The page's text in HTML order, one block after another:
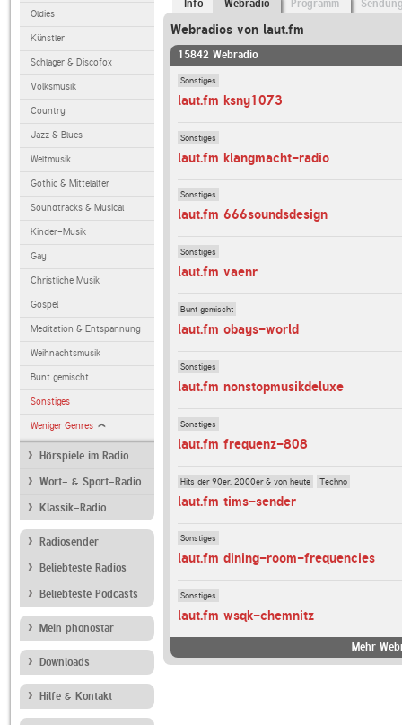
Oldies
Künstler
Schlager & Discofox
Volksmusik
Country
Jazz & Blues
Weltmusik
Gothic & Mittelalter
Soundtracks & Musical
Kinder-Musik
Gay
Christliche Musik
Gospel
Meditation & Entspannung
Weihnachtsmusik
Bunt gemischt
Sonstiges
Weniger Genres
Hörspiele im Radio
Wort- & Sport-Radio
Klassik-Radio
Radiosender
Beliebteste Radios
Beliebteste Podcasts
Mein phonostar
Downloads
Hilfe & Kontakt
Info Webradio Programm
Webradios von laut.fm
15842 Webradio
Sonstiges
laut.fm ksny1073
Sonstiges
laut.fm klangmacht-radio
Sonstiges
laut.fm 666soundsdesign
Sonstiges
laut.fm vaenr
Bunt gemischt
laut.fm obays-world
Sonstiges
laut.fm nonstopmusikdeluxe
Sonstiges
laut.fm frequenz-808
Hits der 90er, 2000er & von heute Techno
laut.fm tims-sender
Sonstiges
laut.fm dining-room-frequencies
Sonstiges
laut.fm wsqk-chemnitz
Mehr